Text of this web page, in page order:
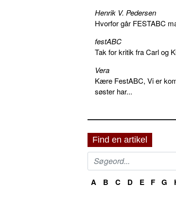
Henrik V. Pedersen
Hvorfor går FESTABC
festABC
Tak for kritik fra Carl og
Vera
Kære FestABC, Vi er
søster har...
Find en artikel
A B C D E F G